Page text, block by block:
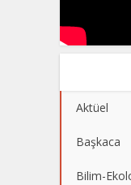
Aktüel
Başkaca
Bilim-